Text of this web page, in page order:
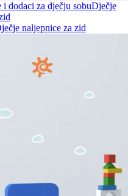
i dodaci za dječju sobuDječje
naljepnice za zid